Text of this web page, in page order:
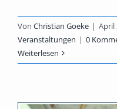
Von Christian Goeke | April
Veranstaltungen | 0
Weiterlesen